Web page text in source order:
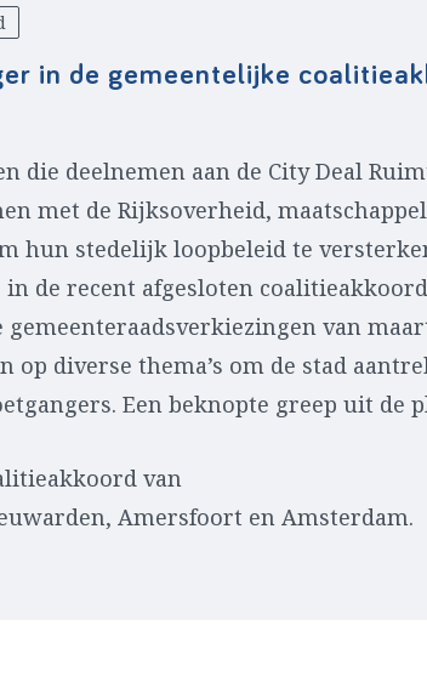
in de gemeentelijke
die deelnemen aan de City Deal
met de Rijksoverheid,
hun stedelijk loopbeleid te
de recent afgesloten
gemeenteraadsverkiezingen van
op diverse thema’s om de stad
Een beknopte greep uit de
van
Amersfoort en Amsterdam.